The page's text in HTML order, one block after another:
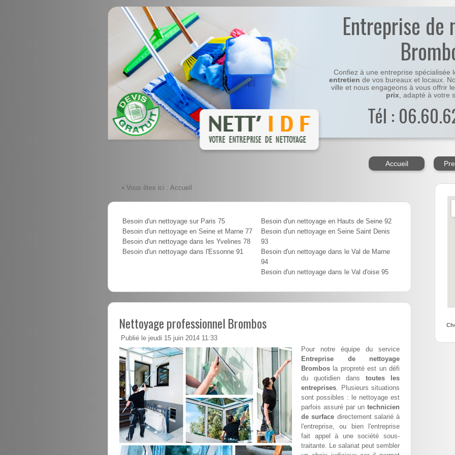
Entreprise de
Confiez à une entreprise spécialisée
entretien de vos bureaux et locaux.
ville et nous engageons à vous offrir le
prix, adapté à votre
Tél :
Accueil
• Vous êtes ici : Accueil
Besoin d'un nettoyage sur Paris 75
Besoin d'un nettoyage en Seine et Marne 77
Besoin d'un nettoyage dans les Yvelines 78
Besoin d'un nettoyage dans l'Essonne 91
Besoin d'un nettoyage en Hauts de Seine 92
Besoin d'un nettoyage en Seine Saint Denis
93
Besoin d'un nettoyage dans le Val de Marne
94
Besoin d'un nettoyage dans le Val d'oise 95
Nettoyage professionnel Brombos
Publié le jeudi 15 juin 2014 11:33
Pour notre équipe du service
Entreprise de nettoyage
Brombos la propreté est un défi
du quotidien dans toutes les
entreprises. Plusieurs situations
sont possibles : le nettoyage est
parfois assuré par un technicien
de surface directement salarié à
l'entreprise, ou bien l'entreprise
fait appel à une société sous-
traitante. Le salariat peut sembler